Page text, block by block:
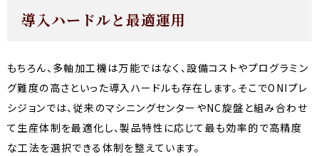
導入ハードルと最適運用
もちろん、多軸加工機は万能ではなく、設備コストやプログラミン
グ難度の高さといった導入ハードルも存在します。そこでONIプレ
シジョンでは、従来のマシニングセンターやNC旋盤と組み合わせ
て生産体制を最適化し、製品特性に応じて最も効率的で高精度
な工法を選択できる体制を整えています。